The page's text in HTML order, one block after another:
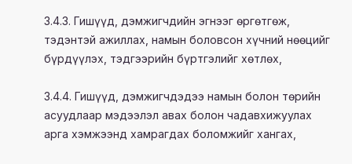
3.4.3. Гишүүд, дэмжигчдийн эгнээг өргөтгөж,
тэдэнтэй ажиллах, намын боловсон хүчний нөөцийг
бүрдүүлэх, тэдгээрийн бүртгэлийг хөтлөх,
3.4.4. Гишүүд, дэмжигчдэдээ намын болон төрийн
асуудлаар мэдээлэл авах болон чадавхижуулах
арга хэмжээнд хамрагдах боломжийг хангах,